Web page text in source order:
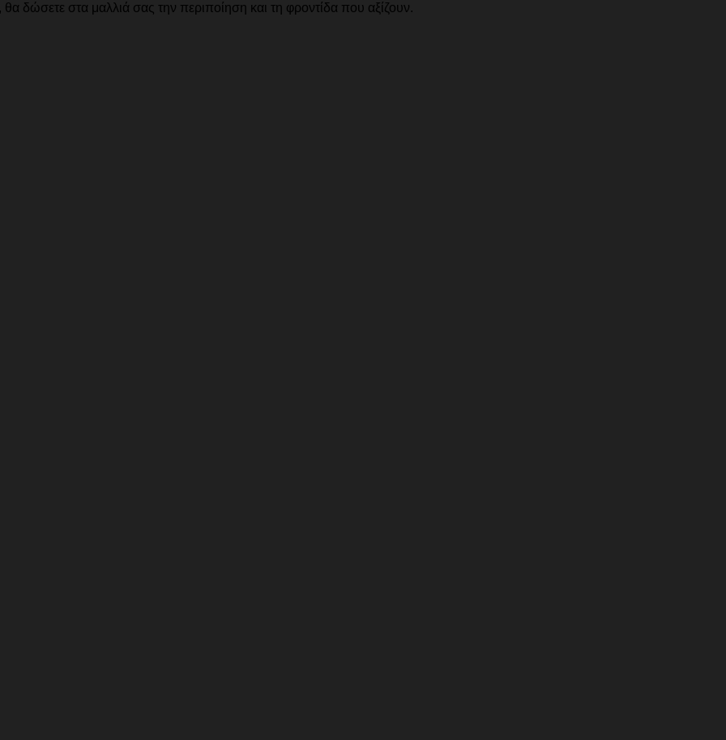
δώσετε στα μαλλιά σας την περιποίηση και τη φροντίδα που αξίζουν.